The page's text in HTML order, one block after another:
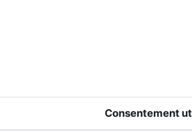
Consentement